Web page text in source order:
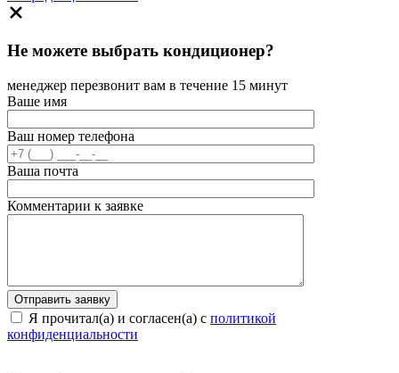
Не можете выбрать кондиционер?
менеджер перезвонит вам в течение 15 минут
Ваше имя
Ваш номер телефона
Ваша почта
Комментарии к заявке
Я прочитал(а) и согласен(а) с политикой
конфиденциальности